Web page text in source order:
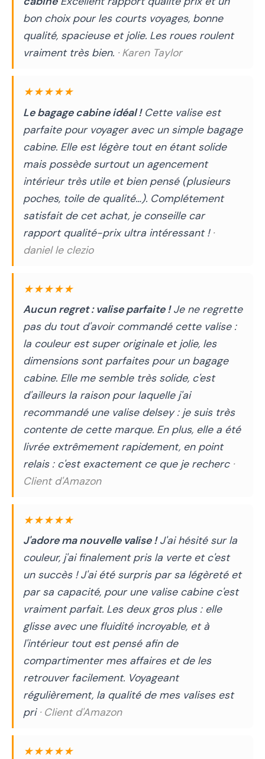
bon choix pour les courts voyages, bonne
qualité, spacieuse et jolie. Les roues roulent
vraiment très bien. · Karen Taylor
★★★★★
Le bagage cabine idéal !Cette valise est
parfaite pour voyager avec un simple bagage
cabine. Elle est légère tout en étant solide
mais possède surtout un agencement
intérieur très utile et bien pensé (plusieurs
poches, toile de qualité…). Complétement
satisfait de cet achat, je conseille car
rapport qualité-prix ultra intéressant ! ·
daniel le clezio
★★★★★
Aucun regret : valise parfaite !Je ne regrette
pas du tout d'avoir commandé cette valise :
la couleur est super originale et jolie, les
dimensions sont parfaites pour un bagage
cabine. Elle me semble très solide, c'est
d'ailleurs la raison pour laquelle j'ai
recommandé une valise delsey : je suis très
contente de cette marque. En plus, elle a été
livrée extrêmement rapidement, en point
relais : c'est exactement ce que je recherc ·
Client d'Amazon
★★★★★
J'adore ma nouvelle valise !J'ai hésité sur la
couleur, j'ai finalement pris la verte et c'est
un succès ! J'ai été surpris par sa légèreté et
par sa capacité, pour une valise cabine c'est
vraiment parfait. Les deux gros plus : elle
glisse avec une fluidité incroyable, et à
l'intérieur tout est pensé afin de
compartimenter mes affaires et de les
retrouver facilement. Voyageant
régulièrement, la qualité de mes valises est
pri · Client d'Amazon
★★★★★